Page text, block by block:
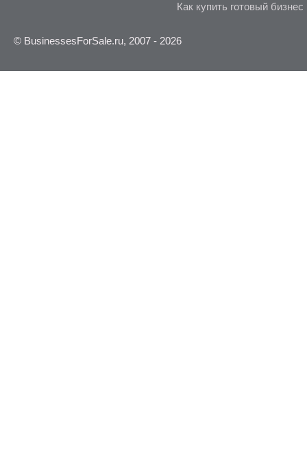
Как купить готовый бизнес
© BusinessesForSale.ru, 2007 - 2026